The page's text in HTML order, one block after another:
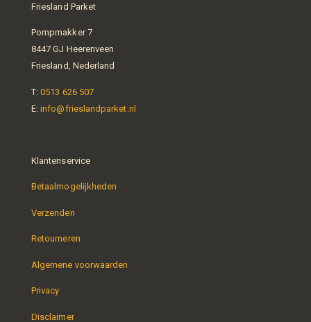
Friesland Parket
Pompmakker 7
8447 GJ Heerenveen
Friesland, Nederland
T:0513 626 507
E:info@frieslandparket.nl
Klantenservice
Betaalmogelijkheden
Verzenden
Retourneren
Algemene voorwaarden
Privacy
Disclaimer